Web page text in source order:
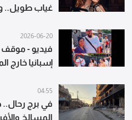
غياب طويل..
2026-06-20
فيديو -
إسبانيا خارج
04:55
في برج
المسالخ